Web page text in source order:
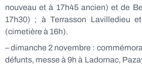
nouveau et à 17h45 ancien) et de
17h30) ; à Terrasson Lavilledieu
(cimetière à 16h).
– dimanche 2 novembre :
défunts, messe à 9h à Ladornac,